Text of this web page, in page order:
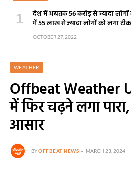
देश में अबतक 56 करोड़ से ज्यादा
में 55 लाख से ज्यादा लोगों को लगा
OCTOBER 27, 2022
WEATHER
Offbeat Weather
में फिर चढ़ने लगा
आसार
BYOFFBEAT NEWS MARCH 23, 2024